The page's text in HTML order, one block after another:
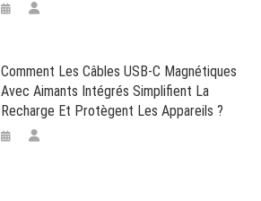
Comment Les Câbles USB-C Magnétiques
Avec Aimants Intégrés Simplifient La
Recharge Et Protègent Les Appareils ?